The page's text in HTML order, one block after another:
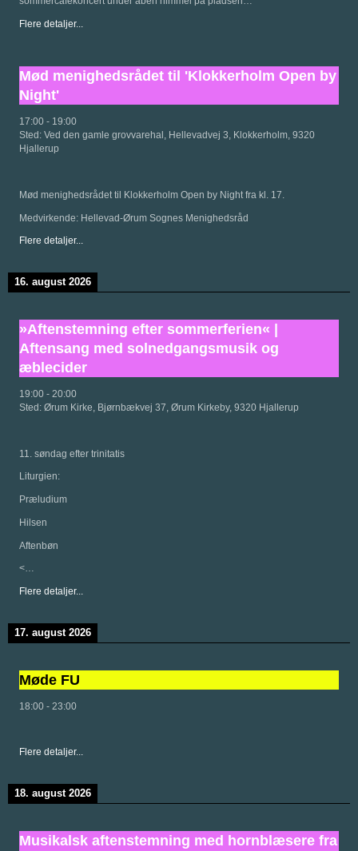
Flere detaljer...
Mød menighedsrådet til 'Klokkerholm Open by
Night'
17:00 - 19:00
Sted: Ved den gamle grovvarehal, Hellevadvej 3, Klokkerholm, 9320
Hjallerup
Mød menighedsrådet til Klokkerholm Open by Night fra kl. 17.
Medvirkende: Hellevad-Ørum Sognes Menighedsråd
Flere detaljer...
16. august 2026
»Aftenstemning efter sommerferien« |
Aftensang med solnedgangsmusik og
æblecider
19:00 - 20:00
Sted: Ørum Kirke, Bjørnbækvej 37, Ørum Kirkeby, 9320 Hjallerup
11. søndag efter trinitatis
Liturgien:
Præludium
Hilsen
Aftenbøn
<…
Flere detaljer...
17. august 2026
Møde FU
18:00 - 23:00
Flere detaljer...
18. august 2026
Musikalsk aftenstemning med hornblæsere fra